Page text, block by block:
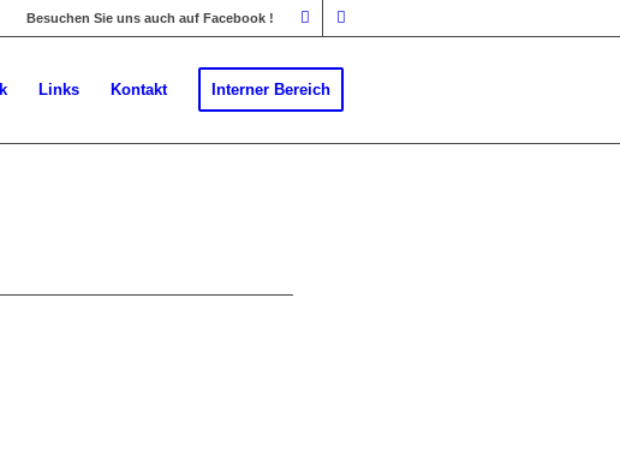
Besuchen Sie uns auch auf Facebook !
Links Kontakt Interner Bereich